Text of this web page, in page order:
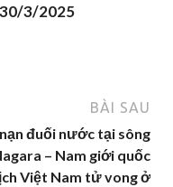
30/3/2025
BÀI SAU
đuối nước tại sông
– Nam giới quốc
Việt Nam tử vong ở